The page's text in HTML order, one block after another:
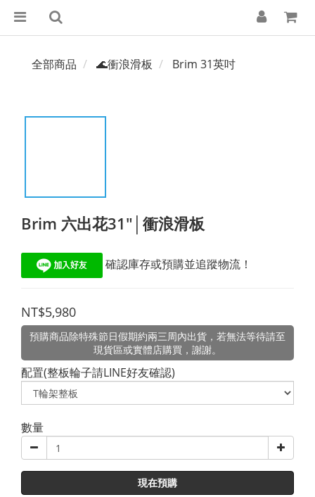
全部商品 🌊衝浪滑板 Brim 31英吋
Brim 六出花31"│衝浪滑板
確認庫存或預購並追蹤物流！
NT$5,980
預購商品除特殊節日假期約兩三周內出貨，若無法等待請至
現貨區或實體店購買，謝謝。
配置(整板輪子請LINE好友確認)
數量
現在預購